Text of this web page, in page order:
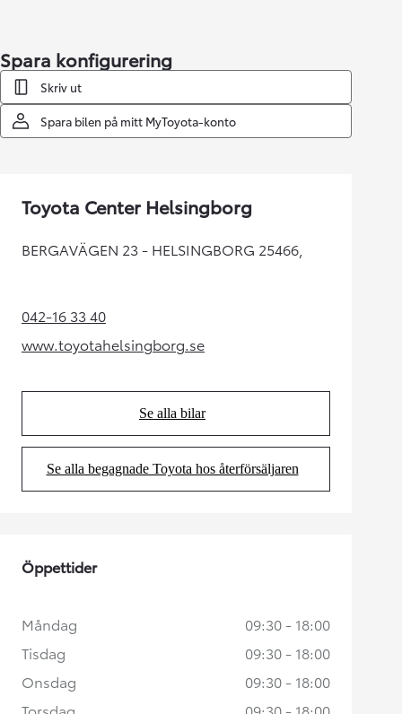
Spara konfigurering
Skriv ut
Spara bilen på mitt MyToyota-konto
Toyota Center Helsingborg
BERGAVÄGEN 23 - HELSINGBORG 25466,
042-16 33 40(Opens in new tab)
www.toyotahelsingborg.se
(Opens in new tab)
Se alla bilar
(Opens in new tab)
Se alla begagnade Toyota hos återförsäljaren
(Opens in new tab)
Öppettider
Måndag
09:30 - 18:00
Tisdag
09:30 - 18:00
Onsdag
09:30 - 18:00